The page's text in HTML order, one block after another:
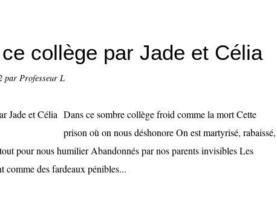
collège par Jade et Célia
par Professeur L
Dans ce sombre collège froid comme la mort Cette
prison où on nous déshonore On est martyrisé, rabaissé,
pour nous humilier Abandonnés par nos parents invisibles Les
comme des fardeaux pénibles...